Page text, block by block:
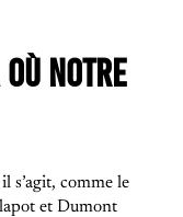
NOTRE
s’agit, comme le
et Dumont